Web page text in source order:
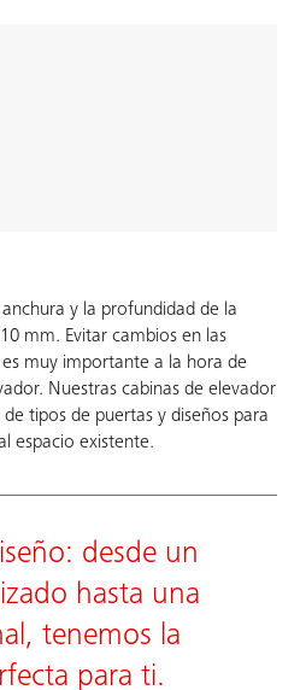
y la profundidad de la
mm. Evitar cambios en las
muy importante a la hora de
Nuestras cabinas de elevador
tipos de puertas y diseños para
espacio existente.
desde un
hasta una
tenemos la
para ti.